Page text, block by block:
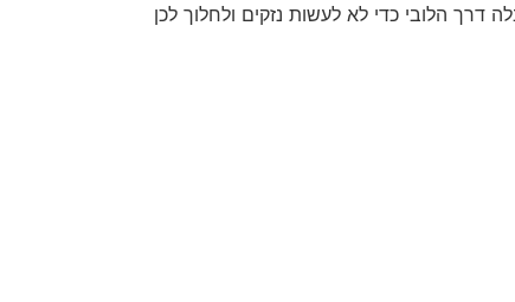
דרך הלובי כדי לא לעשות נזקים ולחלוך לכן